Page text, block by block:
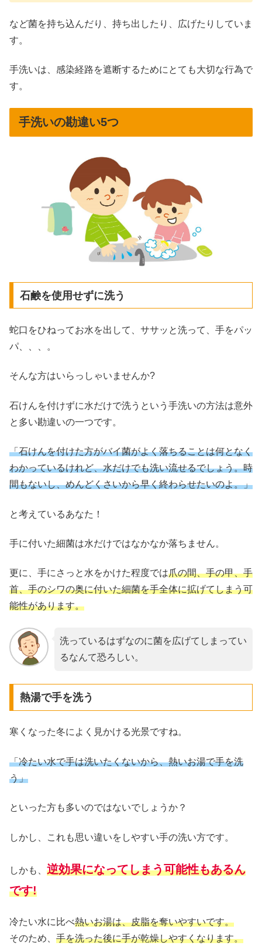
など菌を持ち込んだり、持ち出したり、広げたりしていま
す。
手洗いは、感染経路を遮断するためにとても大切な行為で
す。
手洗いの勘違い5つ
石鹸を使用せずに洗う
蛇口をひねってお水を出して、ササッと洗って、手をパッ
パ、、、。
そんな方はいらっしゃいませんか?
石けんを付けずに水だけで洗うという手洗いの方法は意外
と多い勘違いの一つです。
「石けんを付けた方がバイ菌がよく落ちることは何となく
わかっているけれど、水だけでも洗い流せるでしょう。時
間もないし、めんどくさいから早く終わらせたいのよ。」
と考えているあなた！
手に付いた細菌は水だけではなかなか落ちません。
更に、手にさっと水をかけた程度では爪の間、手の甲、手
首、手のシワの奥に付いた細菌を手全体に拡げてしまう可
能性があります。
洗っているはずなのに菌を広げてしまってい
るなんて恐ろしい。
熱湯で手を洗う
寒くなった冬によく見かける光景ですね。
「冷たい水で手は洗いたくないから、熱いお湯で手を洗
う」
といった方も多いのではないでしょうか？
しかし、これも思い違いをしやすい手の洗い方です。
しかも、 逆効果になってしまう可能性もあるん
です!
冷たい水に比べ熱いお湯は、皮脂を奪いやすいです。
そのため、 手を洗った後に手が乾燥しやすくなります。